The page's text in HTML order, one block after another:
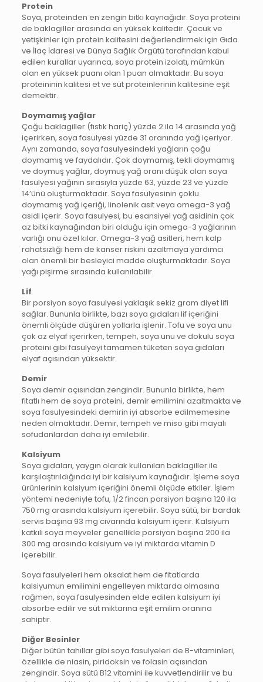
Protein
Soya, proteinden en zengin bitki kaynağıdır. Soya proteini
de baklagiller arasında en yüksek kalitedir. Çocuk ve
yetişkinler için protein kalitesini değerlendirmek için Gıda
ve İlaç İdaresi ve Dünya Sağlık Örgütü tarafından kabul
edilen kurallar uyarınca, soya protein izolatı, mümkün
olan en yüksek puanı olan 1 puan almaktadır. Bu soya
proteininin kalitesi et ve süt proteinlerinin kalitesine eşit
demektir.
Doymamış yağlar
Çoğu baklagiller (fıstık hariç) yüzde 2 ila 14 arasında yağ
içerirken, soya fasulyesi yüzde 31 oranında yağ içeriyor.
Aynı zamanda, soya fasulyesindeki yağların çoğu
doymamış ve faydalıdır. Çok doymamış, tekli doymamış
ve doymuş yağlar, doymuş yağ oranı düşük olan soya
fasulyesi yağının sırasıyla yüzde 63, yüzde 23 ve yüzde
14’ünü oluşturmaktadır. Soya fasulyesinin çoklu
doymamış yağ içeriği, linolenik asit veya omega-3 yağ
asidi içerir. Soya fasulyesi, bu esansiyel yağ asidinin çok
az bitki kaynağından biri olduğu için omega-3 yağlarının
varlığı onu özel kılar. Omega-3 yağ asitleri, hem kalp
rahatsızlığı hem de kanser riskini azaltmaya yardımcı
olan önemli bir besleyici madde oluşturmaktadır. Soya
yağı pişirme sırasında kullanılabilir.
Lif
Bir porsiyon soya fasulyesi yaklaşık sekiz gram diyet lifi
sağlar. Bununla birlikte, bazı soya gıdaları lif içeriğini
önemli ölçüde düşüren yollarla işlenir. Tofu ve soya unu
çok az elyaf içerirken, tempeh, soya unu ve dokulu soya
proteini gibi fasulyeyi tamamen tüketen soya gıdaları
elyaf açısından yüksektir.
Demir
Soya demir açısından zengindir. Bununla birlikte, hem
fitatlı hem de soya proteini, demir emilimini azaltmakta ve
soya fasulyesindeki demirin iyi absorbe edilmemesine
neden olmaktadır. Demir, tempeh ve miso gibi mayalı
sofudanlardan daha iyi emilebilir.
Kalsiyum
Soya gıdaları, yaygın olarak kullanılan baklagiller ile
karşılaştırıldığında iyi bir kalsiyum kaynağıdır. İşleme soya
ürünlerinin kalsiyum içeriğini önemli ölçüde etkiler. İşlem
yöntemi nedeniyle tofu, 1/2 fincan porsiyon başına 120 ila
750 mg arasında kalsiyum içerebilir. Soya sütü, bir bardak
servis başına 93 mg civarında kalsiyum içerir. Kalsiyum
katkılı soya meyveler genellikle porsiyon başına 200 ila
300 mg arasında kalsiyum ve iyi miktarda vitamin D
içerebilir.
Soya fasulyeleri hem oksalat hem de fitatlarda
kalsiyumun emilimini engelleyen miktarda olmasına
rağmen, soya fasulyesinden elde edilen kalsiyum iyi
absorbe edilir ve süt miktarına eşit emilim oranına
sahiptir.
Diğer Besinler
Diğer bütün tahıllar gibi soya fasulyeleri de B-vitaminleri,
özellikle de niasin, piridoksin ve folasin açısından
zengindir. Soya sütü B12 vitamini ile kuvvetlendirilir ve bu